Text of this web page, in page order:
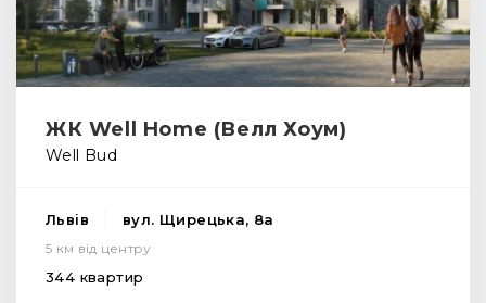
ЖК Well Home (Велл Хоум)
Well Bud
Львів вул. Щирецька, 8а
5 км від центру
344 квартир